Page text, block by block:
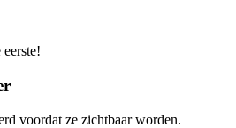
voordat ze zichtbaar worden.